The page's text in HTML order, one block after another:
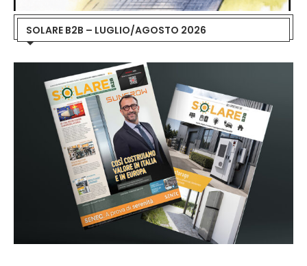
SOLARE B2B – LUGLIO/AGOSTO 2026